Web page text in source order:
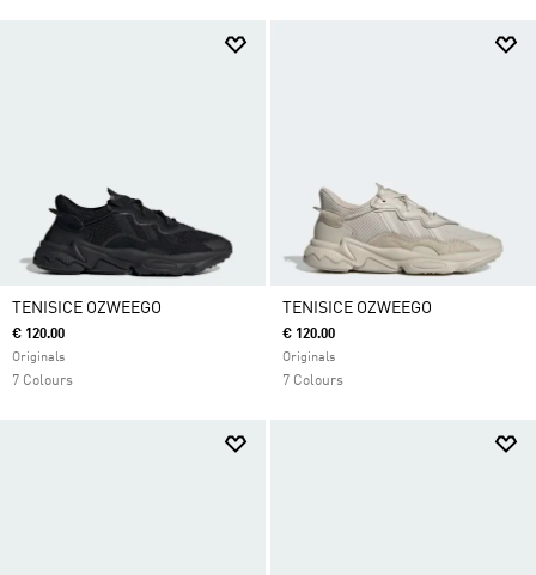
TENISICE OZWEEGO
€ 120.00
Originals
7 Colours
TENISICE OZWEEGO
€ 120.00
Originals
7 Colours